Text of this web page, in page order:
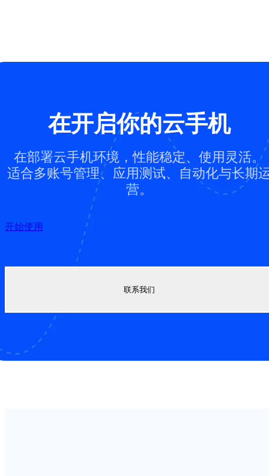
在开启你的云手机
在部署云手机环境，性能稳定、使用灵活。
适合多账号管理、应用测试、自动化与长期
营。
开始使用
联系我们